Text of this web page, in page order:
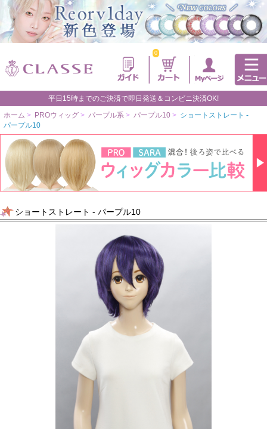
0
平日15時までのご決済で即日発送＆コンビニ決済OK!
ホーム > PROウィッグ > パープル系 > パープル10 > ショートストレート -
パープル10
ショートストレート - パープル10